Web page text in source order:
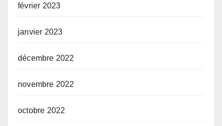
février 2023
janvier 2023
décembre 2022
novembre 2022
octobre 2022